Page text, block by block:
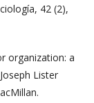
42 (2),
organization: a
Lister